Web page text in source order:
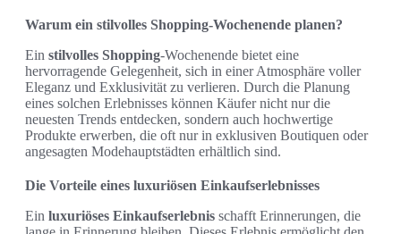
Warum ein stilvolles Shopping-Wochenende planen?
Ein stilvolles Shopping-Wochenende bietet eine
hervorragende Gelegenheit, sich in einer Atmosphäre voller
Eleganz und Exklusivität zu verlieren. Durch die Planung
eines solchen Erlebnisses können Käufer nicht nur die
neuesten Trends entdecken, sondern auch hochwertige
Produkte erwerben, die oft nur in exklusiven Boutiquen oder
angesagten Modehauptstädten erhältlich sind.
Die Vorteile eines luxuriösen Einkaufserlebnisses
Ein luxuriöses Einkaufserlebnis schafft Erinnerungen, die